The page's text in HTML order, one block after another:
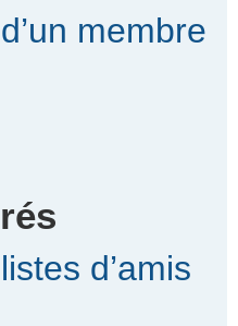
membre
d’amis